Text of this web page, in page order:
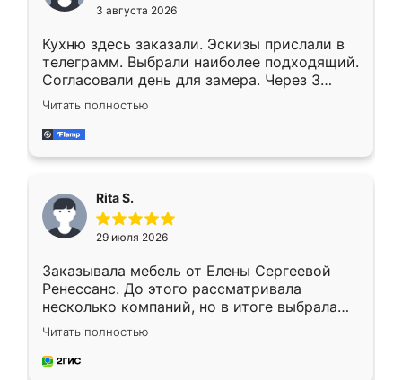
3 августа 2026
Кухню здесь заказали. Эскизы прислали в
телеграмм. Выбрали наиболее подходящий.
Согласовали день для замера. Через 3
недели кухня была уже готова. Остались
довольны работой. Спасибо Ренессанс
мебель за качественную работу!
Читать полностью
Rita S.
29 июля 2026
Заказывала мебель от Елены Сергеевой
Ренессанс. До этого рассматривала
несколько компаний, но в итоге выбрала
эту. Сначала обговорили условия, потом
приехал замерщик, всё спокойно объяснил
и снял размеры. Изготовили в срок, с
Читать полностью